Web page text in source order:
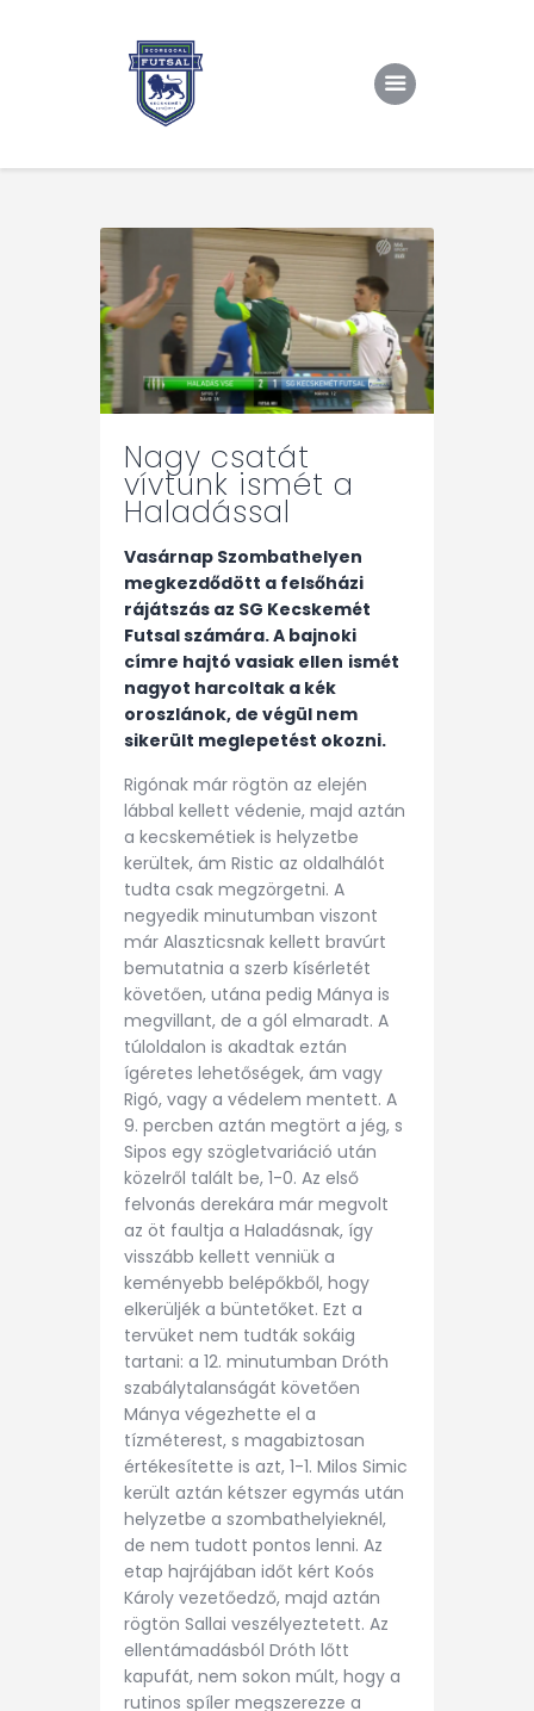
Rólunk/TAO
Eredmények, csapat
Hírek
Kapcsolat
Nagy csatát
vívtunk ismét a
Haladással
Vasárnap Szombathelyen
megkezdődött a felsőházi
rájátszás az SG Kecskemét
Futsal számára. A bajnoki
címre hajtó vasiak ellen ismét
nagyot harcoltak a kék
oroszlánok, de végül nem
sikerült meglepetést okozni.
Rigónak már rögtön az elején
lábbal kellett védenie, majd aztán
a kecskemétiek is helyzetbe
kerültek, ám Ristic az oldalhálót
tudta csak megzörgetni. A
negyedik minutumban viszont
már Alaszticsnak kellett bravúrt
bemutatnia a szerb kísérletét
követően, utána pedig Mánya is
megvillant, de a gól elmaradt. A
túloldalon is akadtak eztán
ígéretes lehetőségek, ám vagy
Rigó, vagy a védelem mentett. A
9. percben aztán megtört a jég, s
Sipos egy szögletvariáció után
közelről talált be, 1-0. Az első
felvonás derekára már megvolt
az öt faultja a Haladásnak, így
visszább kellett venniük a
keményebb belépőkből, hogy
elkerüljék a büntetőket. Ezt a
tervüket nem tudták sokáig
tartani: a 12. minutumban Dróth
szabálytalanságát követően
Mánya végezhette el a
tízméterest, s magabiztosan
értékesítette is azt, 1-1. Milos Simic
került aztán kétszer egymás után
helyzetbe a szombathelyieknél,
de nem tudott pontos lenni. Az
etap hajrájában időt kért Koós
Károly vezetőedző, majd aztán
rögtön Sallai veszélyeztetett. Az
ellentámadásból Dróth lőtt
kapufát, nem sokon múlt, hogy a
rutinos spíler megszerezze a